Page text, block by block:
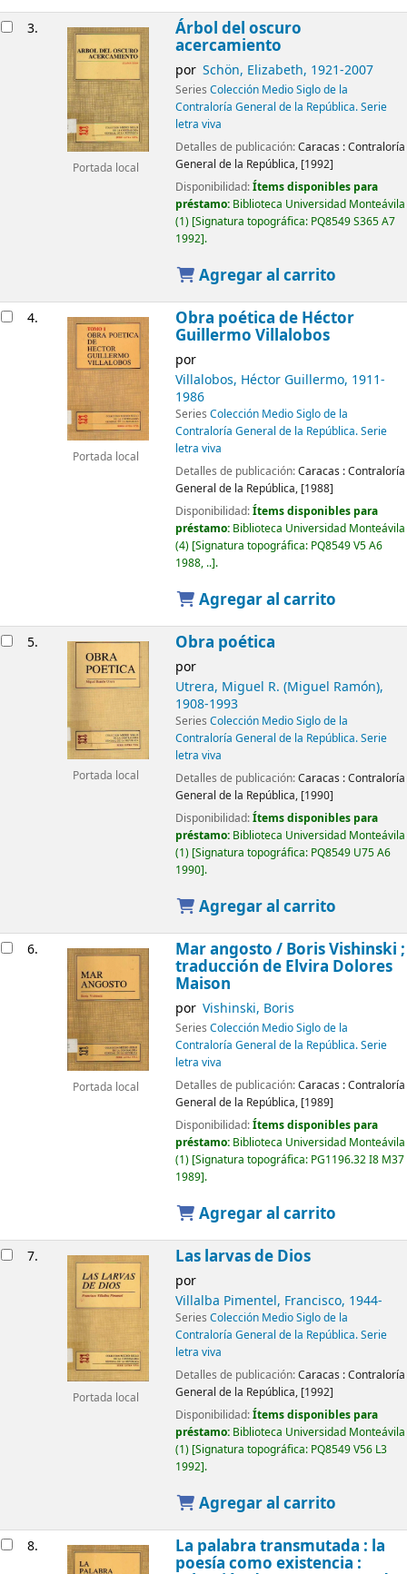
3.
Portada local
Árbol del oscuro
acercamiento
por Schön, Elizabeth, 1921-2007
Series Colección Medio Siglo de la
Contraloría General de la República. Serie
letra viva
Detalles de publicación:Caracas :Contraloría
General de la República, [1992]
Disponibilidad:Ítems disponibles para
préstamo: Biblioteca Universidad Monteávila
(1) Signatura topográfica: PQ8549 S365 A7
1992 .
Agregar al carrito
4.
Portada local
Obra poética de Héctor
Guillermo Villalobos
por
Villalobos, Héctor Guillermo, 1911-
1986
Series Colección Medio Siglo de la
Contraloría General de la República. Serie
letra viva
Detalles de publicación:Caracas :Contraloría
General de la República, [1988]
Disponibilidad:Ítems disponibles para
préstamo: Biblioteca Universidad Monteávila
(4) Signatura topográfica: PQ8549 V5 A6
1988, .. .
Agregar al carrito
5.
Portada local
Obra poética
por
Utrera, Miguel R. (Miguel Ramón),
1908-1993
Series Colección Medio Siglo de la
Contraloría General de la República. Serie
letra viva
Detalles de publicación:Caracas :Contraloría
General de la República, [1990]
Disponibilidad:Ítems disponibles para
préstamo: Biblioteca Universidad Monteávila
(1) Signatura topográfica: PQ8549 U75 A6
1990 .
Agregar al carrito
6.
Portada local
Mar angosto / Boris Vishinski ;
traducción de Elvira Dolores
Maison
por Vishinski, Boris
Series Colección Medio Siglo de la
Contraloría General de la República. Serie
letra viva
Detalles de publicación:Caracas :Contraloría
General de la República, [1989]
Disponibilidad:Ítems disponibles para
préstamo: Biblioteca Universidad Monteávila
(1) Signatura topográfica: PG1196.32 I8 M37
1989 .
Agregar al carrito
7.
Portada local
Las larvas de Dios
por
Villalba Pimentel, Francisco, 1944-
Series Colección Medio Siglo de la
Contraloría General de la República. Serie
letra viva
Detalles de publicación:Caracas :Contraloría
General de la República, [1992]
Disponibilidad:Ítems disponibles para
préstamo: Biblioteca Universidad Monteávila
(1) Signatura topográfica: PQ8549 V56 L3
1992 .
Agregar al carrito
8. La palabra transmutada : la
poesía como existencia :